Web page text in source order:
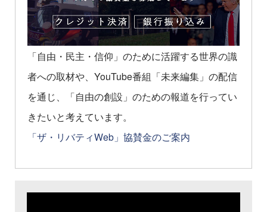
「自由・民主・信仰」のために活躍する世界の識
者への取材や、YouTube番組「未来編集」の配信
を通じ、「自由の創設」のための報道を行ってい
きたいと考えています。
「ザ・リバティWeb」協賛金のご案内